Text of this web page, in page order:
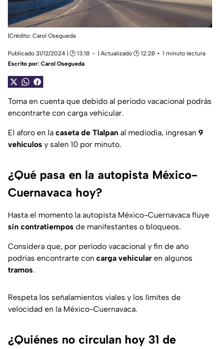
|Crédito: Carol Osegueda
Publicado 31/12/2024 | 🕑 13:18 | Actualizado 🕑 12:28
1 minuto lectura
Escrito por: Carol Osegueda
Toma en cuenta que debido al periodo vacacional podrás
encontrarte con carga vehicular.
El aforo en la caseta de Tlalpan al mediodía, ingresan 9
vehículos y salen 10 por minuto.
¿Qué pasa en la autopista México-
Cuernavaca hoy?
Hasta el momento la autopista México-Cuernavaca fluye
sin contratiempos de manifestantes o bloqueos.
Considera que, por período vacacional y fin de año
podrías encontrarte con carga vehicular en algunos
tramos.
Respeta los señalamientos viales y los límites de
velocidad en la México-Cuernavaca.
¿Quiénes no circulan hoy 31 de